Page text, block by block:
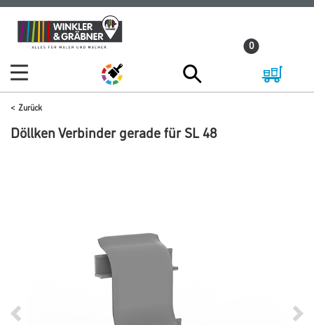
Zum
Inhalt
Zum
Navigationsmenü
0
Zurück
Döllken Verbinder gerade für SL 48